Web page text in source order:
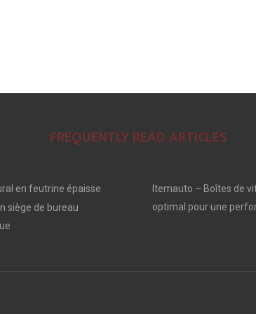
FREQUENTLY READ ARTICLES
en feutrine épaisse
siège de bureau
Itemauto – Boîtes de
optimal pour une